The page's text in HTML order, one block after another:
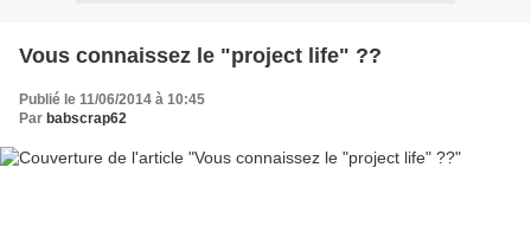
Vous connaissez le "project life" ??
Publié le 11/06/2014 à 10:45
Par babscrap62